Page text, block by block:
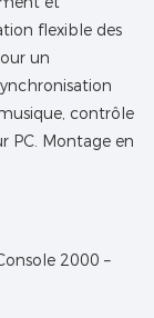
flexible des
un
contrôle
PC. Montage en